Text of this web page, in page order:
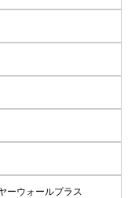
ーウォールプラス